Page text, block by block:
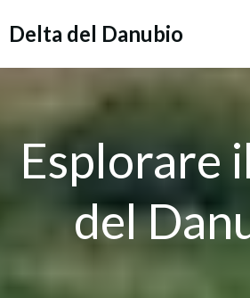
Delta del Danubio
Esplorare
del